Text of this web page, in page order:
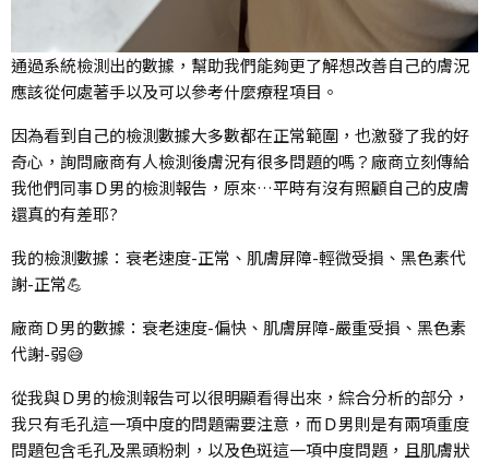
通過系統檢測出的數據，幫助我們能夠更了解想改善自己的膚況
應該從何處著手以及可以參考什麼療程項目。
因為看到自己的檢測數據大多數都在正常範圍，也激發了我的好
奇心，詢問廠商有人檢測後膚況有很多問題的嗎？廠商立刻傳給
我他們同事Ｄ男的檢測報告，原來…平時有沒有照顧自己的皮膚
還真的有差耶?
我的檢測數據：衰老速度-正常、肌膚屏障-輕微受損、黑色素代
謝-正常💪
廠商Ｄ男的數據：衰老速度-偏快、肌膚屏障-嚴重受損、黑色素
代謝-弱😅
從我與Ｄ男的檢測報告可以很明顯看得出來，綜合分析的部分，
我只有毛孔這一項中度的問題需要注意，而Ｄ男則是有兩項重度
問題包含毛孔及黑頭粉刺，以及色斑這一項中度問題，且肌膚狀